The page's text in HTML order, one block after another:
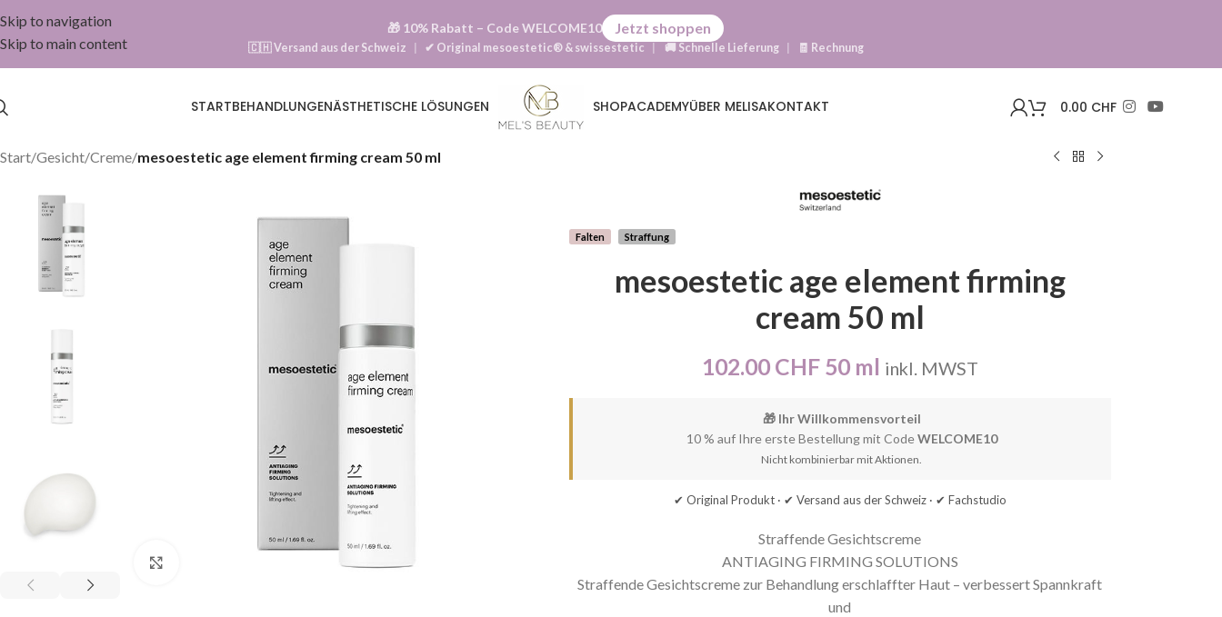
Skip to navigation
Skip to main content
🎁 10% Rabatt – CodeWELCOME10 Jetzt shoppen
🇨🇭 Versand aus der Schweiz | ✔ Original mesoestetic® & swissestetic 🚚 Schnelle Lieferung | 🧾 Rechnung
STARTBEHANDLUNGENÄSTHETISCHE LÖSUNGEN SHOPACADEMYÜBER MELISAKONTAKT 0.00 CHF
Start/Gesicht/Creme/mesoestetic age element firming cream 50 ml
Falten Straffung
mesoestetic age element firming
cream 50 ml
102.00 CHF 50 ml inkl. MWST
🎁 Ihr Willkommensvorteil
10 % auf Ihre erste Bestellung mit CodeWELCOME10
Nicht kombinierbar mit Aktionen.
✔ Original Produkt · ✔ Versand aus der Schweiz · ✔ Fachstudio
Straffende Gesichtscreme
ANTIAGING FIRMING SOLUTIONS
Straffende Gesichtscreme zur Behandlung erschlaffter Haut – verbessert Spannkraft
und